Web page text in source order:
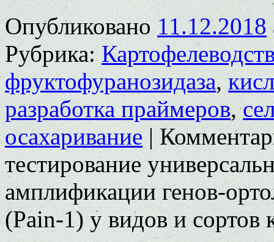
Опубликовано 11.12.2018
Рубрика:
фруктофуранозидаза,
разработка праймеров,
осахаривание |
тестирование
амплификации генов-
(Pain-1) у видов и сортов